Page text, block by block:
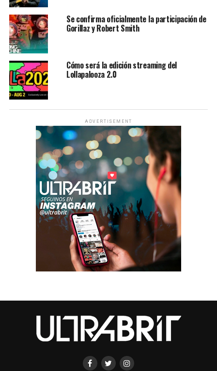
Se confirma oficialmente la participación de
Gorillaz y Robert Smith
Cómo será la edición streaming del
Lollapalooza 2.0
ADVERTISEMENT